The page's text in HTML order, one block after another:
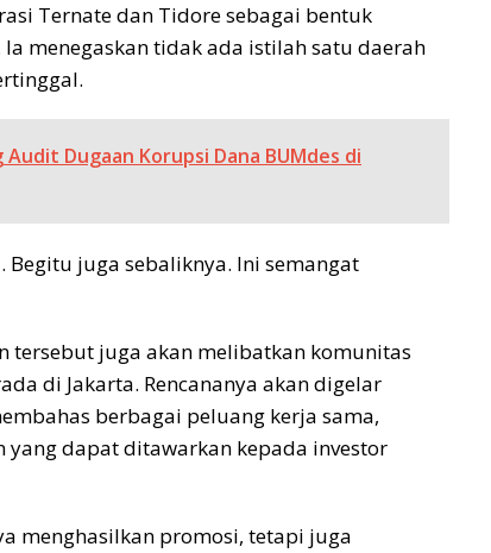
Ternate dan Tidore sebagai bentuk
menegaskan tidak ada istilah satu daerah
Dugaan Korupsi Dana BUMdes di
juga sebaliknya. Ini semangat
tersebut juga akan melibatkan komunitas
di Jakarta. Rencananya akan digelar
berbagai peluang kerja sama,
dapat ditawarkan kepada investor
menghasilkan promosi, tetapi juga